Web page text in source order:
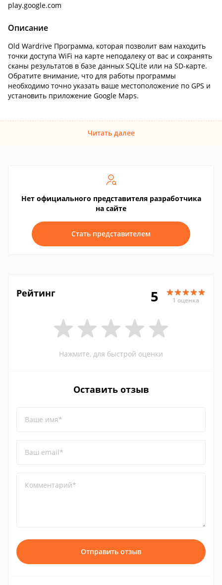
play.google.com
Описание
Old Wardrive Программа, которая позволит вам находить
точки доступа WiFi на карте неподалеку от вас и сохранять
сканы результатов в базе данных SQLite или на SD-карте.
Обратите внимание, что для работы программы
необходимо точно указать ваше местоположение по GPS и
установить приложение Google Maps.
Читать далее
Нет официального представителя разработчика
на сайте
Стать представителем
Рейтинг 5 1 оценка
Нажмите, для быстрой оценки
Оставить отзыв
Ваше имя*
Ваш email*
Комментарий*
Отправить отзыв